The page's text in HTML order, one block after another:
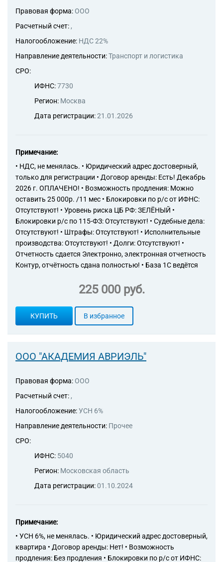
Правовая форма: ООО
Расчетный счет: ,
Налогообложение: НДС 22%
Направление деятельности:Транспорт и логистика
СРО:
ИФНС:7730
Регион: Москва
Дата регистрации:21.01.2026
Примечание:
• НДС, не менялась. • Юридический адрес достоверный,
только для регистрации • Договор аренды: Есть! Декабрь
2026 г. ОПЛАЧЕНО! • Возможность продления: Можно
оставить 25 000р. /11 мес • Блокировки по р/с от ИФНС:
Отсутствуют! • Уровень риска ЦБ РФ: ЗЕЛЁНЫЙ •
Блокировки р/с по 115-ФЗ: Отсутствуют! • Судебные дела:
Отсутствуют! • Штрафы: Отсутствуют! • Исполнительные
производства: Отсутствуют! • Долги: Отсутствуют! •
Отчетность сдается Электронно, электронная отчетность
Контур, отчётность сдана полностью! • База 1С ведётся
225 000 руб.
КУПИТЬ В избранное
ООО "АКАДЕМИЯ АВРИЭЛЬ"
Правовая форма: ООО
Расчетный счет: ,
Налогообложение:УСН 6%
Направление деятельности: Прочее
СРО:
ИФНС: 5040
Регион: Московская область
Дата регистрации:01.10.2024
Примечание:
• УСН 6%, не менялась. • Юридический адрес достоверный,
квартира • Договор аренды: Нет! • Возможность
продления: Без продления • Блокировки по р/с от ИФНС: